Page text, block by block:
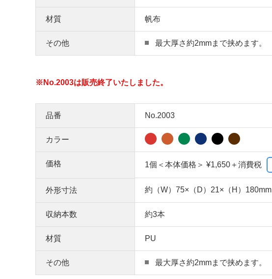
材質 帆布
その他 最大厚さ約2mmまで挟めます。
※No.2003は販売終了いたしました。
品番 No.2003
カラー
価格 1個＜本体価格＞ ¥1,650＋消費税
外形寸法 約（W）75×（D）21×（H）180mm
収納本数 約3本
材質 PU
その他 最大厚さ約2mmまで挟めます。